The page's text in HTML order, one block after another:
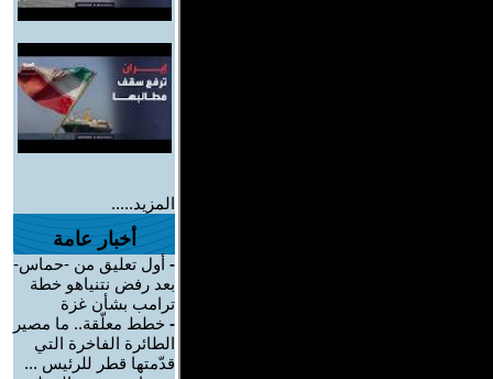
المزيد.....
أخبار عامة
- أول تعليق من -حماس-
بعد رفض نتنياهو خطة
ترامب بشأن غزة
- خطط معلّقة.. ما مصير
الطائرة الفاخرة التي
قدّمتها قطر للرئيس ...